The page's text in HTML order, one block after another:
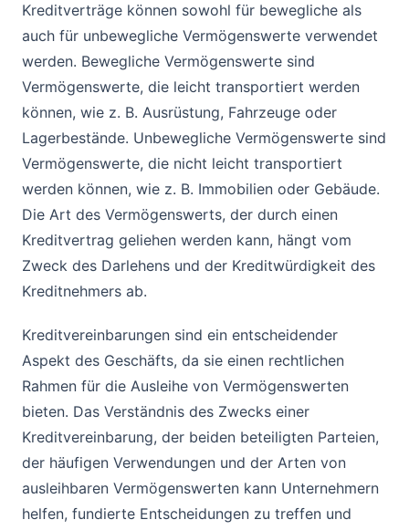
Kreditverträge können sowohl für bewegliche als
auch für unbewegliche Vermögenswerte verwendet
werden. Bewegliche Vermögenswerte sind
Vermögenswerte, die leicht transportiert werden
können, wie z. B. Ausrüstung, Fahrzeuge oder
Lagerbestände. Unbewegliche Vermögenswerte sind
Vermögenswerte, die nicht leicht transportiert
werden können, wie z. B. Immobilien oder Gebäude.
Die Art des Vermögenswerts, der durch einen
Kreditvertrag geliehen werden kann, hängt vom
Zweck des Darlehens und der Kreditwürdigkeit des
Kreditnehmers ab.
Kreditvereinbarungen sind ein entscheidender
Aspekt des Geschäfts, da sie einen rechtlichen
Rahmen für die Ausleihe von Vermögenswerten
bieten. Das Verständnis des Zwecks einer
Kreditvereinbarung, der beiden beteiligten Parteien,
der häufigen Verwendungen und der Arten von
ausleihbaren Vermögenswerten kann Unternehmern
helfen, fundierte Entscheidungen zu treffen und